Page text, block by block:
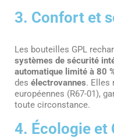
3. Confort et
Les bouteilles GPL
systèmes de sécurité
automatique limité à 80
des électrovannes. Elles
européennes (R67-01),
toute circonstance.
4. Écologie et